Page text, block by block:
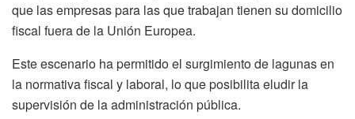
que las empresas para las que trabajan tienen su domicilio
fiscal fuera de la Unión Europea.
Este escenario ha permitido el surgimiento de lagunas en
la normativa fiscal y laboral, lo que posibilita eludir la
supervisión de la administración pública.